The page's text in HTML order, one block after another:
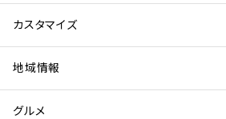
カスタマイズ
地域情報
グルメ